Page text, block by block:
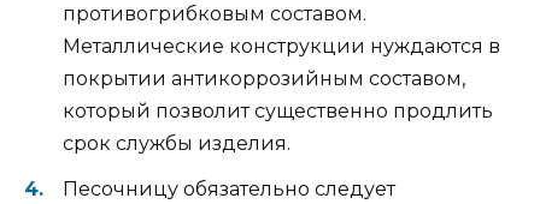
противогрибковым составом.
Металлические конструкции нуждаются в
покрытии антикоррозийным составом,
который позволит существенно продлить
срок службы изделия.
Песочницу обязательно следует